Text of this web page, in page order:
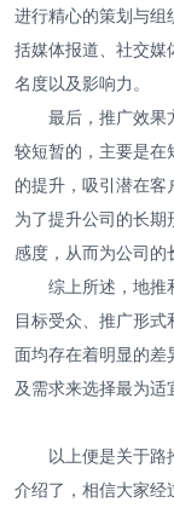
进行精心的策划与
括媒体报道、社交媒
名度以及影响力。
最后，推广效果
较短暂的，主要是
的提升，吸引潜在
为了提升公司的长
感度，从而为公司的
综上所述，地推
目标受众、推广形
面均存在着明显的差
及需求来选择最为适
以上便是关于路
介绍了，相信大家